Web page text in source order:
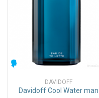
МУЖСКИЕ
DAVIDOFF
Davidoff Cool Water man